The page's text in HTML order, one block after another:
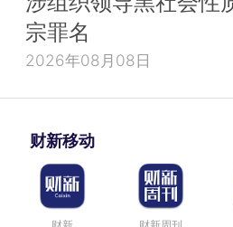
宗罪名
2026年08月08日
财新移动